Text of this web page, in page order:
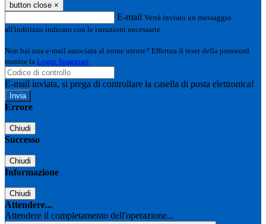
button close ×
E-mail Verrà inviato un messaggio
all'indirizzo indicato con le istruzioni necessarie.
Non hai una e-mail associata al nome utente? Effettua il reset della password
tramite la Login Spaggiari
E-mail inviata, si prega di controllare la casella di posta elettronica!
Errore
Chiudi
Successo
Chiudi
Informazione
Chiudi
Attendere...
Attendere il completamento dell'operazione...